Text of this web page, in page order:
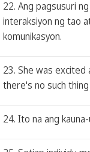
22. Ang pagsusuri
interaksiyon ng tao
komunikasyon.
23. She was
there's no such
24. Ito na ang